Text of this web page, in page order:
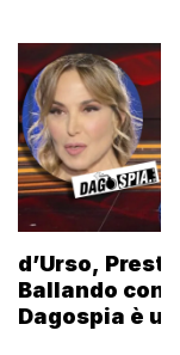
d’Urso,
Ballando con
Dagospia è